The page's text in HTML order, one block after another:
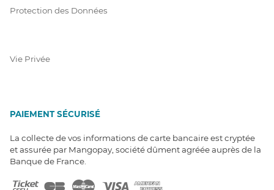
Protection des Données
Vie Privée
PAIEMENT SÉCURISÉ
La collecte de vos informations de carte bancaire est cryptée
et assurée par Mangopay, société dûment agréée auprès de la
Banque de France.